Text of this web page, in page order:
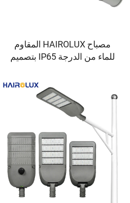
مصباح HAIROLUX المقاوم
للماء من الدرجة IP65 بتصميم
LED بقدرة ٥٠ واط و١٠٠ واط